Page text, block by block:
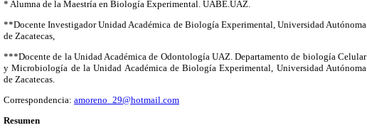
* Alumna de la Maestría en Biología Experimental. UABE.UAZ.
**Docente Investigador Unidad Académica de Biología Experimental, Universidad Autónoma
de Zacatecas,
***Docente de la Unidad Académica de Odontología UAZ. Departamento de biología Celular
y Microbiología de la Unidad Académica de Biología Experimental, Universidad Autónoma
de Zacatecas.
Correspondencia: amoreno_29@hotmail.com
Resumen